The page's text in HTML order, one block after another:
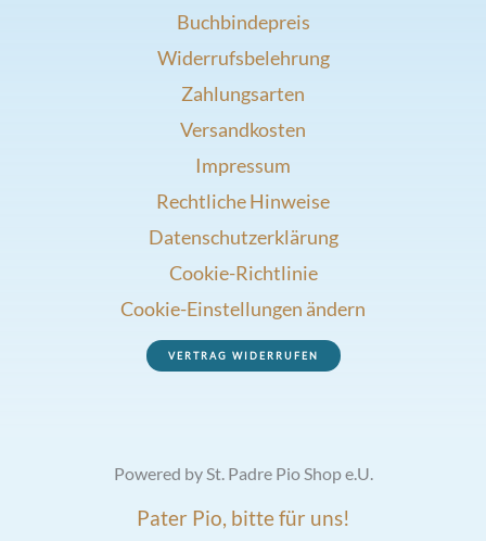
Buchbindepreis
Widerrufsbelehrung
Zahlungsarten
Versandkosten
Impressum
Rechtliche Hinweise
Datenschutzerklärung
Cookie-Richtlinie
Cookie-Einstellungen ändern
VERTRAG WIDERRUFEN
Powered by St. Padre Pio Shop e.U.
Pater Pio, bitte für uns!